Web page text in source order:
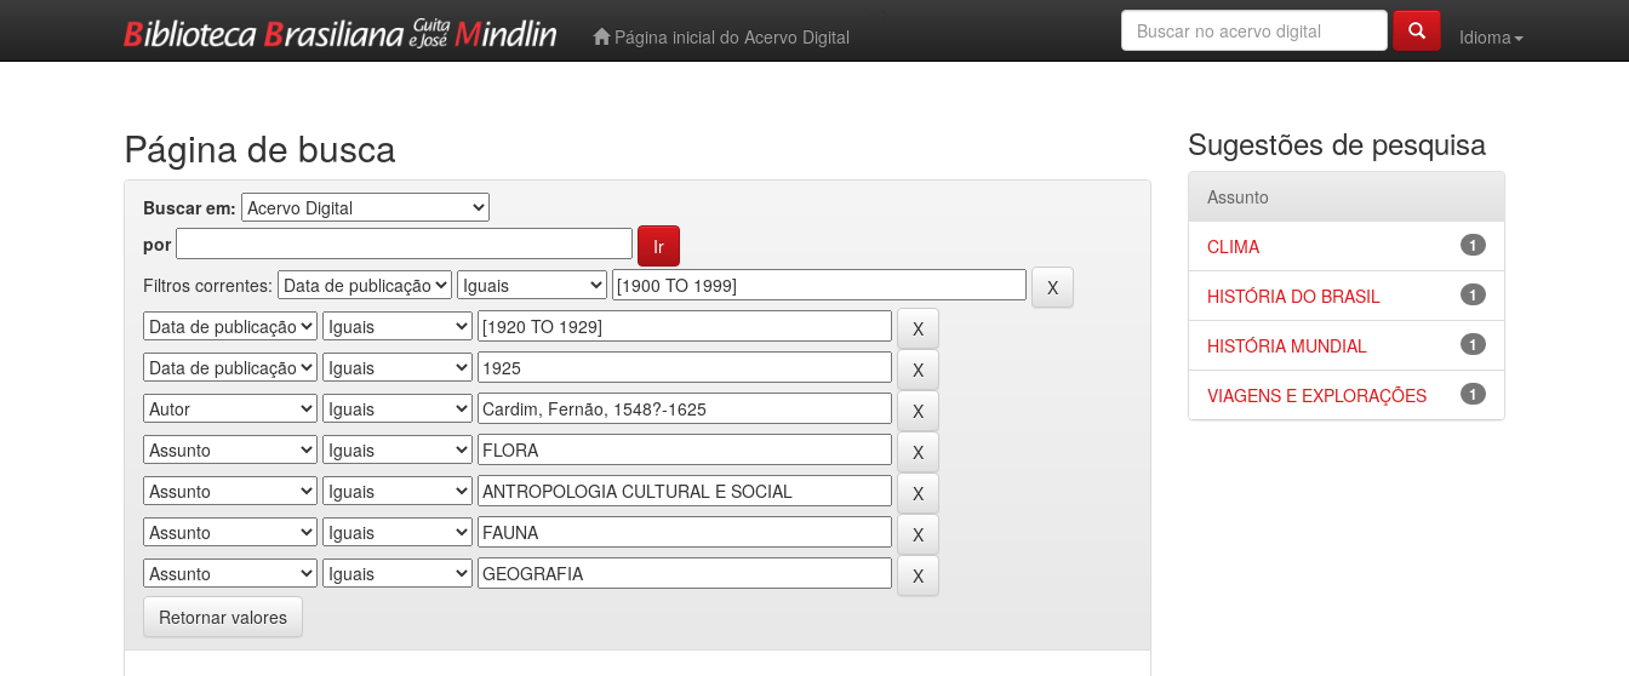
Página inicial do Acervo Digital
Idioma
Página de busca
Buscar em:
por
Filtros correntes:
Retornar valores
Sugestões de pesquisa
Assunto
1
CLIMA
1
HISTÓRIA DO BRASIL
1
HISTÓRIA MUNDIAL
1
VIAGENS E EXPLORAÇÕES